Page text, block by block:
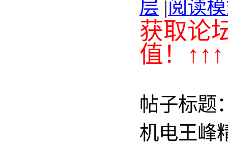
层 |阅读
获取论
值！↑↑↑
帖子标题
机电王峰